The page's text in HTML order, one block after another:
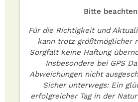
Bitte
Für die Richtigkeit und
kann trotz größtmöglicher
Sorgfalt keine Haftung
Insbesondere bei GPS
Abweichungen nicht
Sicher unterwegs: Ein
erfolgreicher Tag in der